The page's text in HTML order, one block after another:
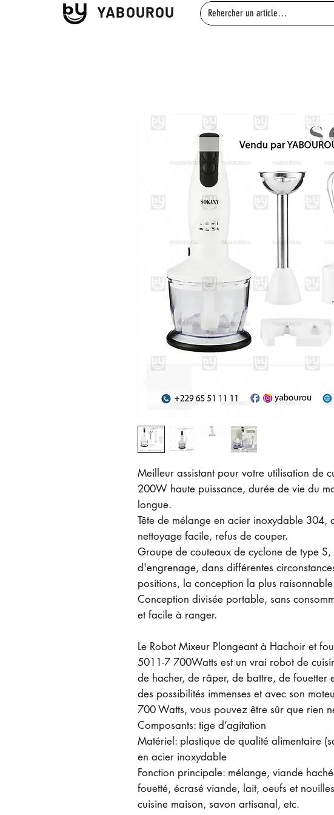
YABOUROU
Meilleur assistant pour votre utilisation de
200W haute puissance, durée de vie du
longue.
Tête de mélange en acier inoxydable 304,
nettoyage facile, refus de couper.
Groupe de couteaux de cyclone de type S,
d'engrenage, dans différentes
positions, la conception la plus
Conception divisée portable, sans
et facile à ranger.
Le Robot Mixeur Plongeant à Hachoir et
5011-7 700Watts est un vrai robot de
de hacher, de râper, de battre, de fouetter
des possibilités immenses et avec son
700 Watts, vous pouvez être sûr que rien
Composants: tige d’agitation
Matériel: plastique de qualité alimentaire
en acier inoxydable
Fonction principale: mélange, viande
fouetté, écrasé viande, lait, oeufs et
cuisine maison, savon artisanal, etc.